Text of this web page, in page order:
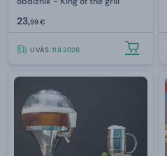
23,99 €
U VÁS:11.8.2026